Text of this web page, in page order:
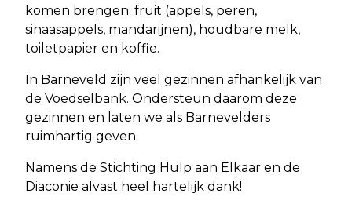
komen brengen: fruit (appels, peren,
sinaasappels, mandarijnen), houdbare melk,
toiletpapier en koffie.
In Barneveld zijn veel gezinnen afhankelijk van
de Voedselbank. Ondersteun daarom deze
gezinnen en laten we als Barnevelders
ruimhartig geven.
Namens de Stichting Hulp aan Elkaar en de
Diaconie alvast heel hartelijk dank!